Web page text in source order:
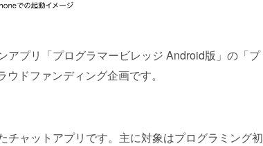
アプリ「プログラマービレッジ Android版」の「プ
ドファンディング企画です。
チャットアプリです。主に対象はプログラミング初